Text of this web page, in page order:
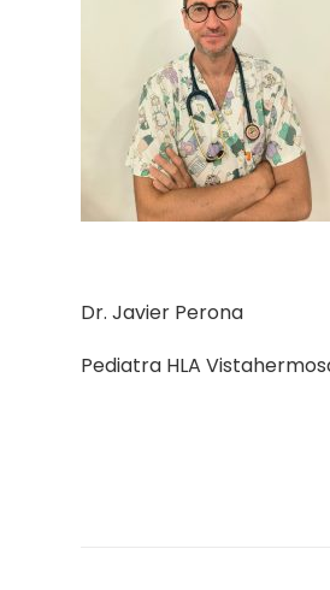
Dr. Javier Perona
Pediatra HLA